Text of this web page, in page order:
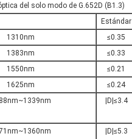
del solo modo de G.652D (B1.3)
Estándar
1310nm ≤0.35
1383nm
≤0.33
1550nm
≤0.21
1625nm
≤0.24
|D|≤3.4
|D|≤5.3